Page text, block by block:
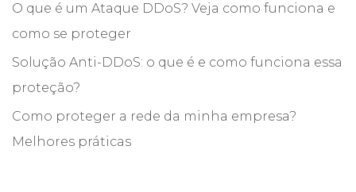
O que é um Ataque DDoS? Veja como funciona e
como se proteger
Solução Anti-DDoS: o que é e como funciona essa
proteção?
Como proteger a rede da minha empresa?
Melhores práticas